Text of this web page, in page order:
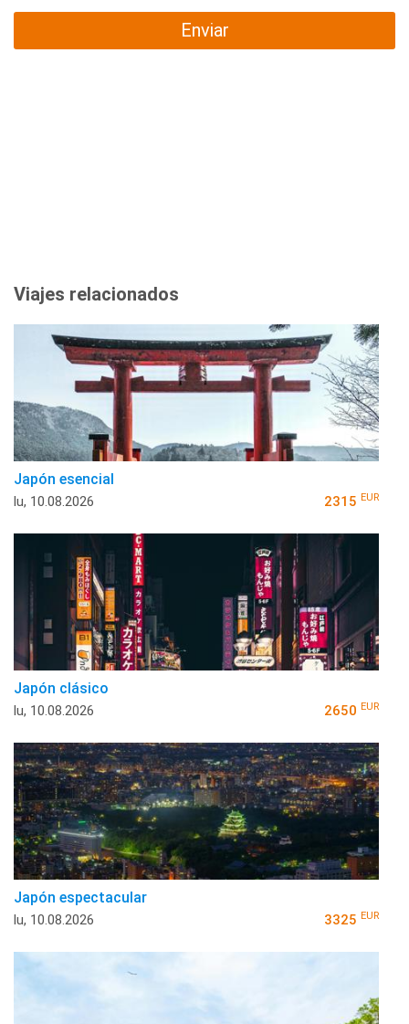
Enviar
Viajes relacionados
Japón esencial
lu, 10.08.2026 2315 EUR
Japón clásico
lu, 10.08.2026 2650 EUR
Japón espectacular
lu, 10.08.2026 3325 EUR